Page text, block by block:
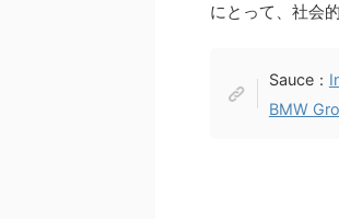
にとって、社会
Sauce：
BMW